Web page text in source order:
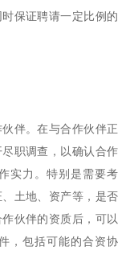
保证聘请一定比例的
伴。在与合作伙伴正
职调查，以确认合作
实力。特别是需要考
土地、资产等，是否
伙伴的资质后，可以
，包括可能的合资协